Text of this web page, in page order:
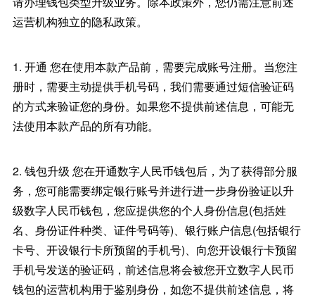
运营机构独立的隐私政策。
1. 开通 您在使用本款产品前，需要完成账号注册。当您注
册时，需要主动提供手机号码，我们需要通过短信验证码
的方式来验证您的身份。如果您不提供前述信息，可能无
法使用本款产品的所有功能。
2. 钱包升级 您在开通数字人民币钱包后，为了获得部分服
务，您可能需要绑定银行账号并进行进一步身份验证以升
级数字人民币钱包，您应提供您的个人身份信息(包括姓
名、身份证件种类、证件号码等)、银行账户信息(包括银行
卡号、开设银行卡所预留的手机号)、向您开设银行卡预留
手机号发送的验证码，前述信息将会被您开立数字人民币
钱包的运营机构用于鉴别身份，如您不提供前述信息，将